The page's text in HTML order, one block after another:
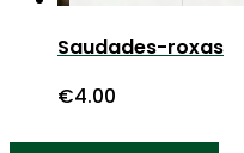
Saudades-roxas
€4.00